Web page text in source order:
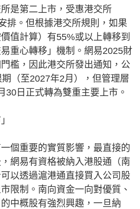
第二上市，受惠港交所
排。但根據港交所規則，如果
值計算）有55%或以上轉移到
重心轉移」機制。網易2025財
檻，因此港交所發出通知，公
（至2027年2月），但管理層
30日正式轉為雙重主要上市。
重要的實質影響，最直接的
網易有資格被納入港股通（南
以透過滬港通直接買入公司股
限制。南向資金一向對優質、
中概股有強烈興趣，一旦納